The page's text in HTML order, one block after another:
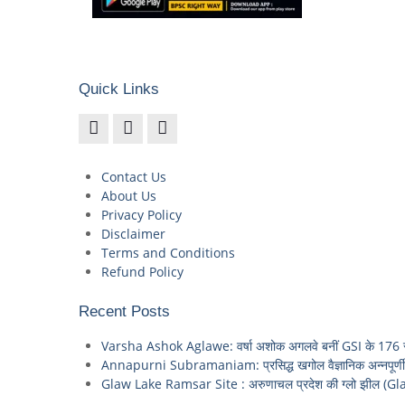
Quick Links
Contact Us
About Us
Privacy Policy
Disclaimer
Terms and Conditions
Refund Policy
Recent Posts
Varsha Ashok Aglawe: वर्षा अशोक अगलवे बनीं GSI के 176
Annapurni Subramaniam: प्रसिद्ध खगोल वैज्ञानिक अन्नपूर्णी
Glaw Lake Ramsar Site : अरुणाचल प्रदेश की ग्लो झील